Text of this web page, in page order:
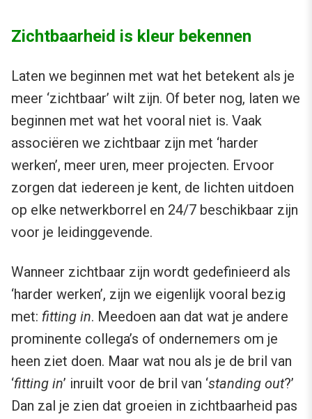
Zichtbaarheid is kleur bekennen
Laten we beginnen met wat het betekent als je
meer ‘zichtbaar’ wilt zijn. Of beter nog, laten we
beginnen met wat het vooral niet is. Vaak
associëren we zichtbaar zijn met ‘harder
werken’, meer uren, meer projecten. Ervoor
zorgen dat iedereen je kent, de lichten uitdoen
op elke netwerkborrel en 24/7 beschikbaar zijn
voor je leidinggevende.
Wanneer zichtbaar zijn wordt gedefinieerd als
‘harder werken’, zijn we eigenlijk vooral bezig
met: fitting in. Meedoen aan dat wat je andere
prominente collega’s of ondernemers om je
heen ziet doen. Maar wat nou als je de bril van
‘fitting in’ inruilt voor de bril van ‘standing out?’
Dan zal je zien dat groeien in zichtbaarheid pas